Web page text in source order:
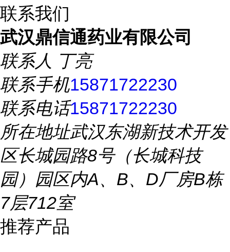
联系我们
武汉鼎信通药业有限公司
联系人 丁亮
联系手机15871722230
联系电话15871722230
所在地址武汉东湖新技术开发
区长城园路8号（长城科技
园）园区内A、B、D厂房B栋
7层712室
推荐产品